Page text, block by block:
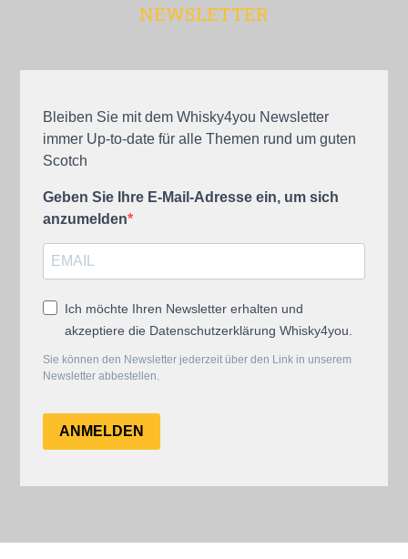
NEWSLETTER
Bleiben Sie mit dem Whisky4you Newsletter
immer Up-to-date für alle Themen rund um guten
Scotch
Geben Sie Ihre E-Mail-Adresse ein, um sich
anzumelden
Ich möchte Ihren Newsletter erhalten und
akzeptiere die Datenschutzerklärung Whisky4you.
Sie können den Newsletter jederzeit über den Link in unserem
Newsletter abbestellen.
ANMELDEN